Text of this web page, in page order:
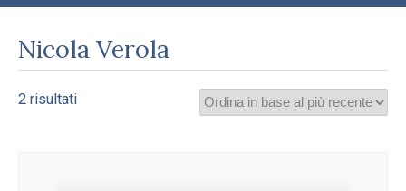
Nicola Verola
2 risultatiOrdina